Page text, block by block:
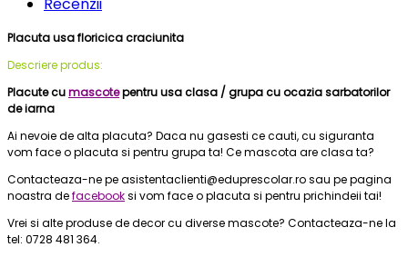
Placuta usa floricica craciunita
Descriere produs:
Placute cumascotepentru usa clasa / grupa cu ocazia sarbatorilor
de iarna
Ai nevoie de alta placuta? Daca nu gasesti ce cauti, cu siguranta
vom face o placuta si pentru grupa ta! Ce mascota are clasa ta?
Contacteaza-ne pe asistentaclienti@eduprescolar.ro sau pe pagina
noastra defacebooksi vom face o placuta si pentru prichindeii tai!
Vrei si alte produse de decor cu diverse mascote? Contacteaza-ne la
tel: 0728 481 364.